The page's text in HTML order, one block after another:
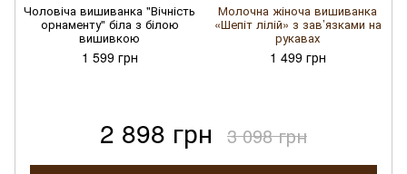
Чоловіча вишиванка "Вічність
орнаменту" біла з білою
вишивкою
1 599 грн
Молочна жіноча вишиванка
«Шепіт лілій» з зав’язками на
рукавах
1 499 грн
2 898 грн 3 098 грн